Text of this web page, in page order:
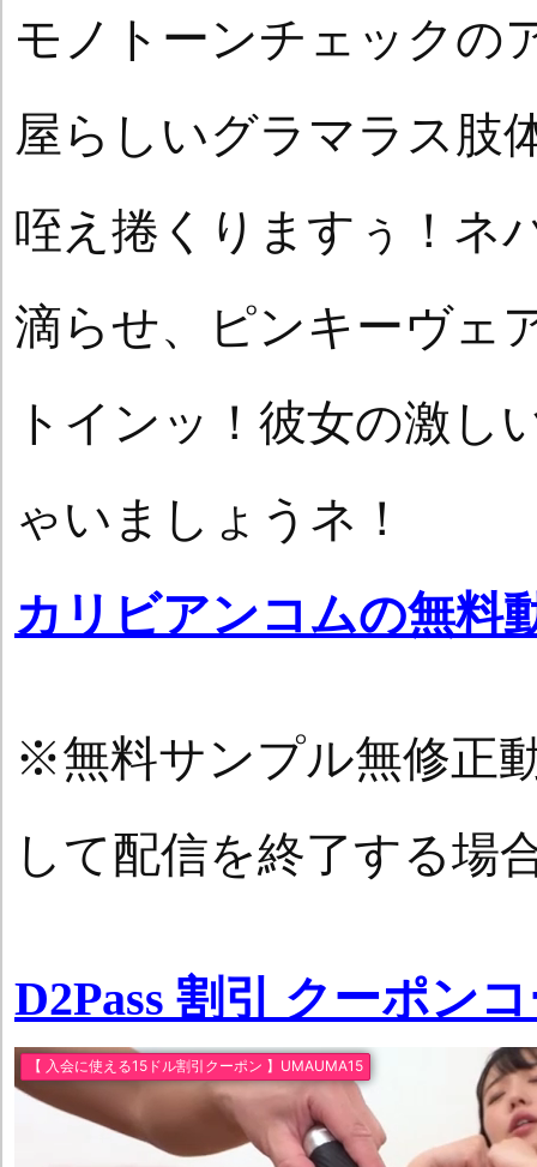
モノトーンチェックの
屋らしいグラマラス肢
咥え捲くりますぅ！ネ
滴らせ、ピンキーヴェ
トインッ！彼女の激し
ゃいましょうネ！
カリビアンコムの無料
※無料サンプル無修正
して配信を終了する場
D2Pass 割引 クーポン